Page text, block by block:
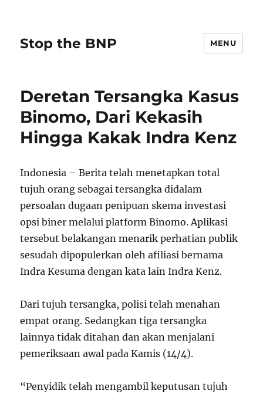
Stop the BNP MENU
Deretan Tersangka Kasus
Binomo, Dari Kekasih
Hingga Kakak Indra Kenz
Indonesia – Berita telah menetapkan total
tujuh orang sebagai tersangka didalam
persoalan dugaan penipuan skema investasi
opsi biner melalui platform Binomo. Aplikasi
tersebut belakangan menarik perhatian publik
sesudah dipopulerkan oleh afiliasi bernama
Indra Kesuma dengan kata lain Indra Kenz.
Dari tujuh tersangka, polisi telah menahan
empat orang. Sedangkan tiga tersangka
lainnya tidak ditahan dan akan menjalani
pemeriksaan awal pada Kamis (14/4).
“Penyidik telah mengambil keputusan tujuh